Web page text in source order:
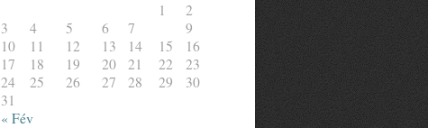
1
2
3
4 5 6 7
9
10
11 12 13 14 15
16
17
18 19 20 21 22
23
24
25 26 27 28 29
30
31
« Fév